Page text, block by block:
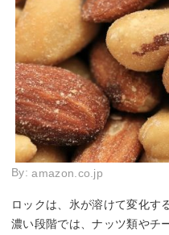
By:amazon.co.jp
ロックは、氷が溶けて変化す
濃い段階では、ナッツ類やチ